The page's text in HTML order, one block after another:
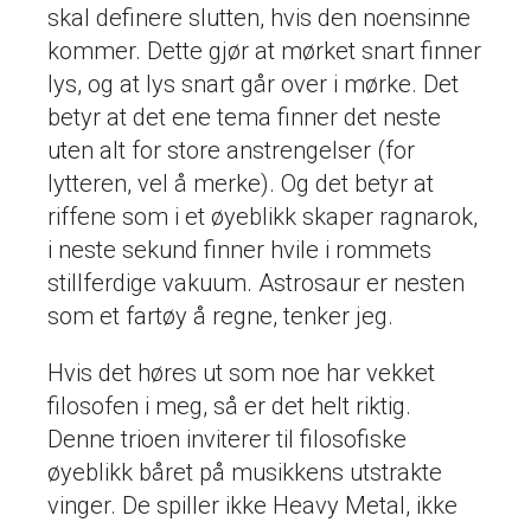
skal definere slutten, hvis den noensinne
kommer. Dette gjør at mørket snart finner
lys, og at lys snart går over i mørke. Det
betyr at det ene tema finner det neste
uten alt for store anstrengelser (for
lytteren, vel å merke). Og det betyr at
riffene som i et øyeblikk skaper ragnarok,
i neste sekund finner hvile i rommets
stillferdige vakuum. Astrosaur er nesten
som et fartøy å regne, tenker jeg.
Hvis det høres ut som noe har vekket
filosofen i meg, så er det helt riktig.
Denne trioen inviterer til filosofiske
øyeblikk båret på musikkens utstrakte
vinger. De spiller ikke Heavy Metal, ikke